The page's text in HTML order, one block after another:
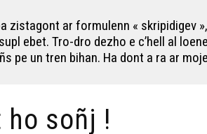
ar formulenn « skripidigev
ebet. Tro-dro dezho e c’hell al
pe un tren bihan. Ha dont a ra ar
soñj !